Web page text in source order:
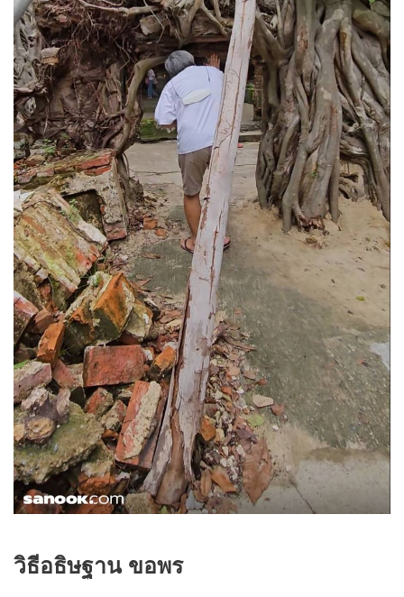
วิธีอธิษฐาน ขอพร